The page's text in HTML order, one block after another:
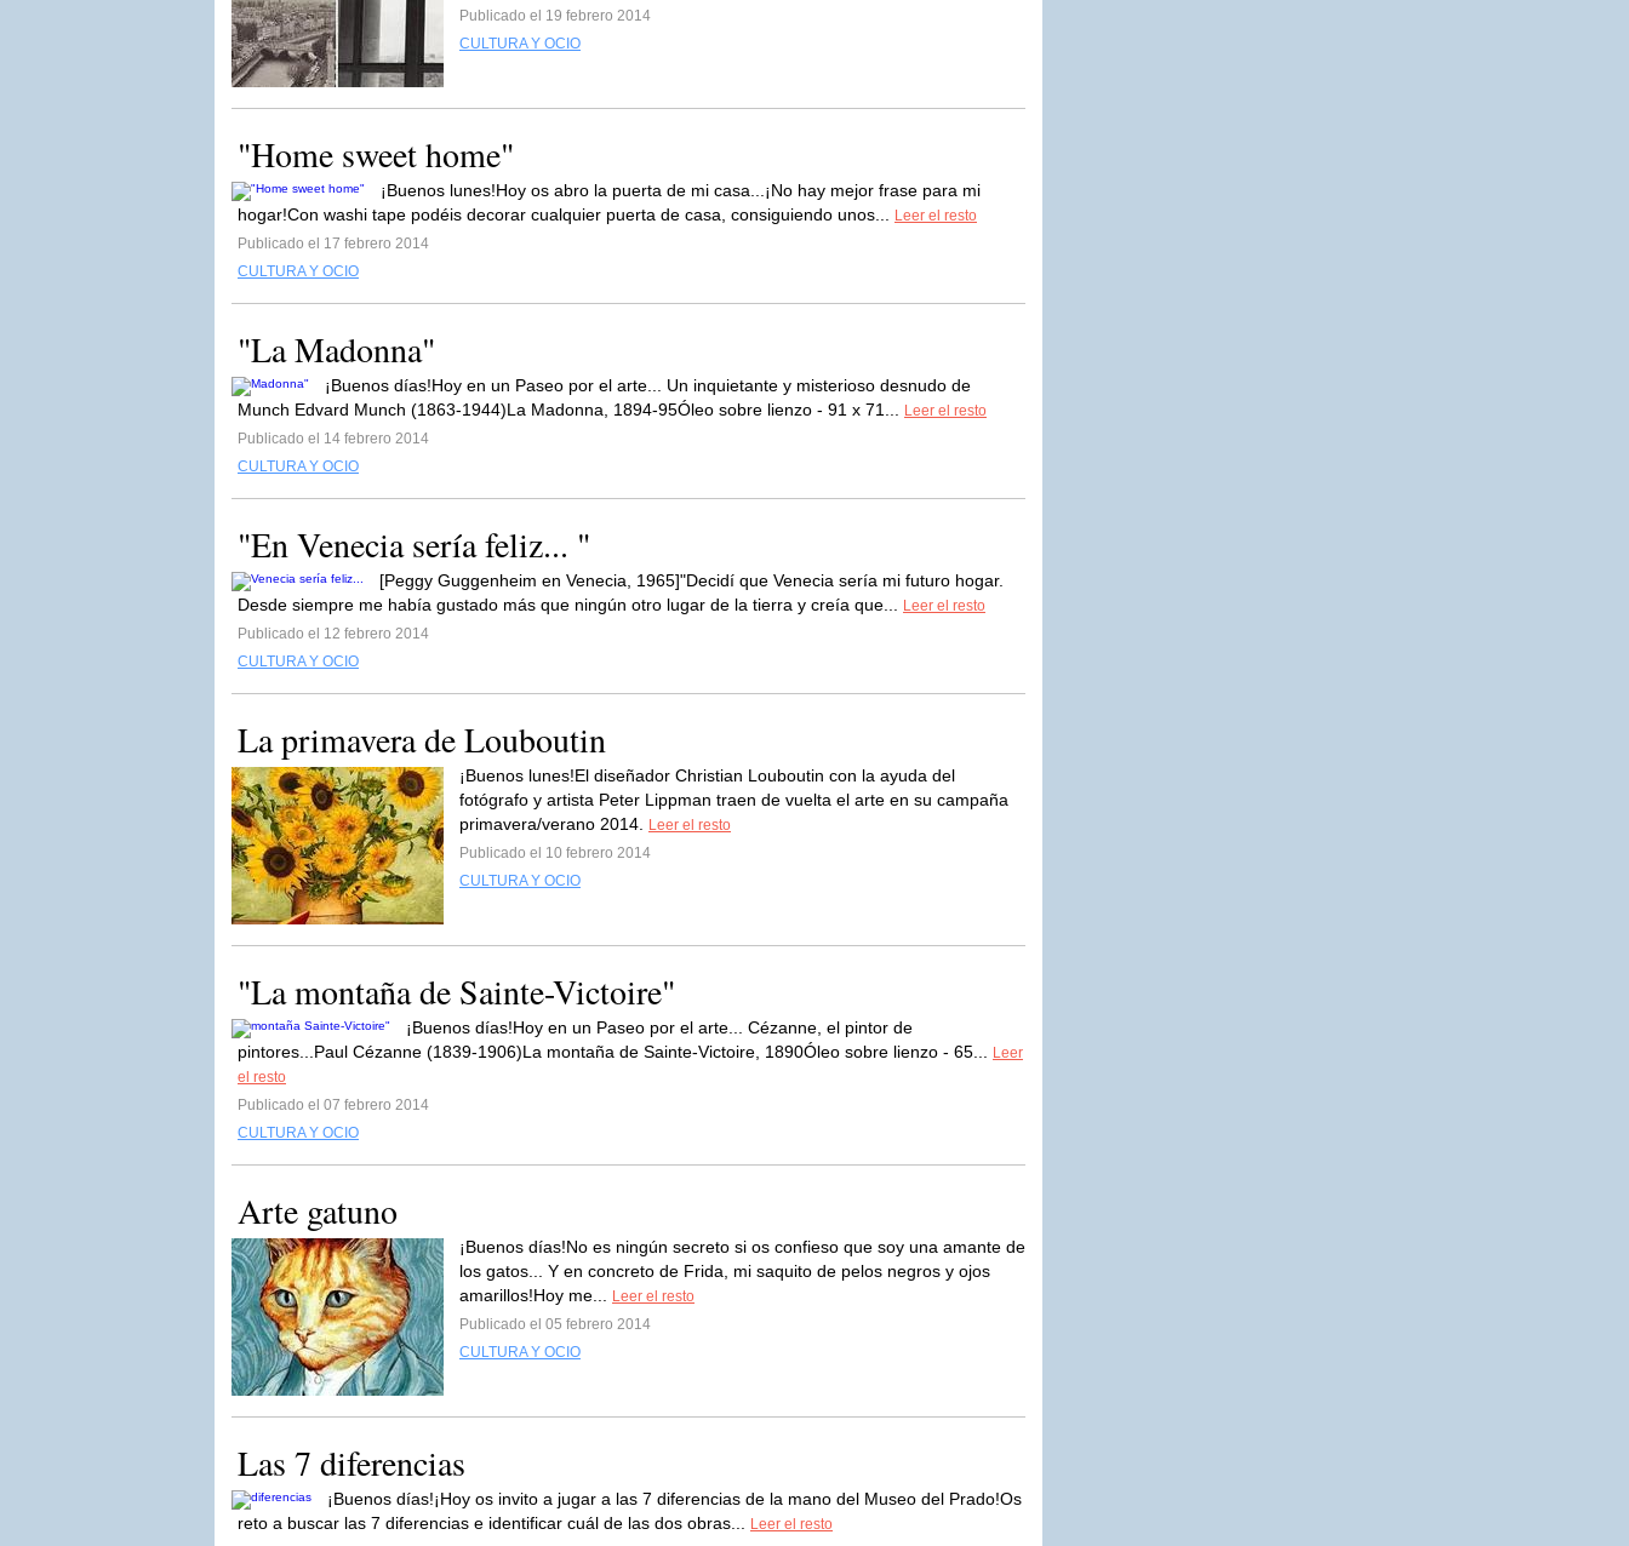
Publicado el 19 febrero 2014
CULTURA Y OCIO
"Home sweet home"
¡Buenos lunes!Hoy os abro la puerta de mi casa...¡No hay mejor frase para mi
hogar!Con washi tape podéis decorar cualquier puerta de casa, consiguiendo unos...
Leer el resto
Publicado el 17 febrero 2014
CULTURA Y OCIO
"La Madonna"
¡Buenos días!Hoy en un Paseo por el arte... Un inquietante y misterioso desnudo de
Munch Edvard Munch (1863-1944)La Madonna, 1894-95Óleo sobre lienzo - 91 x 71...
Leer el resto
Publicado el 14 febrero 2014
CULTURA Y OCIO
"En Venecia sería feliz... "
[Peggy Guggenheim en Venecia, 1965]"Decidí que Venecia sería mi futuro hogar.
Desde siempre me había gustado más que ningún otro lugar de la tierra y creía que...
Leer el resto
Publicado el 12 febrero 2014
CULTURA Y OCIO
La primavera de Louboutin
¡Buenos lunes!El diseñador Christian Louboutin con la ayuda del
fotógrafo y artista Peter Lippman traen de vuelta el arte en su campaña
primavera/verano 2014.
Leer el resto
Publicado el 10 febrero 2014
CULTURA Y OCIO
"La montaña de Sainte-Victoire"
¡Buenos días!Hoy en un Paseo por el arte... Cézanne, el pintor de
pintores...Paul Cézanne (1839-1906)La montaña de Sainte-Victoire, 1890Óleo sobre lienzo - 65...
Leer
el resto
Publicado el 07 febrero 2014
CULTURA Y OCIO
Arte gatuno
¡Buenos días!No es ningún secreto si os confieso que soy una amante de
los gatos... Y en concreto de Frida, mi saquito de pelos negros y ojos
amarillos!Hoy me...
Leer el resto
Publicado el 05 febrero 2014
CULTURA Y OCIO
Las 7 diferencias
¡Buenos días!¡Hoy os invito a jugar a las 7 diferencias de la mano del Museo del Prado!Os
reto a buscar las 7 diferencias e identificar cuál de las dos obras...
Leer el resto